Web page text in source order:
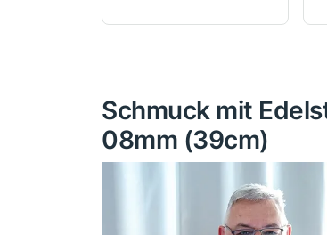
Schmuck mit
08mm (39cm)